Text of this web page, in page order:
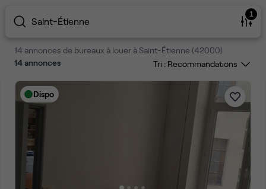
Saint-Étienne
1
14 annonces de bureaux à louer à Saint-Étienne (42000)
14annonces Tri :
Dispo